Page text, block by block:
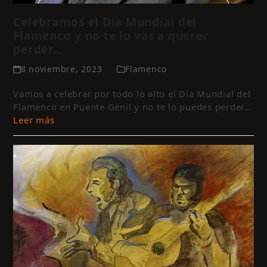
8 noviembre, 2023 Flamenco
Vamos a celebrar por todo lo alto el Día Mundial del
Flamenco en Puente Genil y no te lo puedes perder…
Leer más